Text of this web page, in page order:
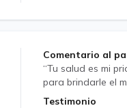
Comentario al
“Tu salud es mi
para brindarle el
Estamos
Testimonio